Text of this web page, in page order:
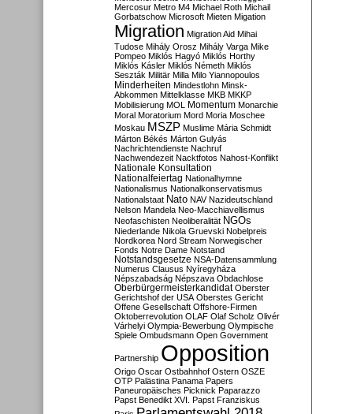
Mercosur Metro M4 Michael Roth Michail
Gorbatschow Microsoft Mieten Migation
Migration Migration Aid Mihai
Tudose Mihály Orosz Mihály Varga Mike
Pompeo Miklós Hagyó Miklós Horthy
Miklós Kásler Miklós Németh Miklós
Seszták Militär Milla Milo Yiannopoulos
Minderheiten Mindestlohn Minsk-
Abkommen Mittelklasse MKB MKKP
Mobilisierung MOL Momentum Monarchie
Moral Moratorium Mord Moria Moschee
Moskau MSZP Muslime Mária Schmidt
Márton Békés Márton Gulyás
Nachrichtendienste Nachruf
Nachwendezeit Nacktfotos Nahost-Konflikt
Nationale Konsultation
Nationalfeiertag Nationalhymne
Nationalismus Nationalkonservatismus
Nationalstaat Nato NAV Nazideutschland
Nelson Mandela Neo-Macchiavellismus
Neofaschisten Neoliberalität NGOs
Niederlande Nikola Gruevski Nobelpreis
Nordkorea Nord Stream Norwegischer
Fonds Notre Dame Notstand
Notstandsgesetze NSA-Datensammlung
Numerus Clausus Nyíregyháza
Népszabadság Népszava Obdachlose
Oberbürgermeisterkandidat Oberster
Gerichtshof der USA Oberstes Gericht
Offene Gesellschaft Offshore-Firmen
Oktoberrevolution OLAF Olaf Scholz Olivér
Várhelyi Olympia-Bewerbung Olympische
Spiele Ombudsmann Open Government
Partnership Opposition
Origo Oscar Ostbahnhof Ostern OSZE
OTP Palästina Panama Papers
Paneuropäisches Picknick Paparazzo
Papst Benedikt XVI. Papst Franziskus